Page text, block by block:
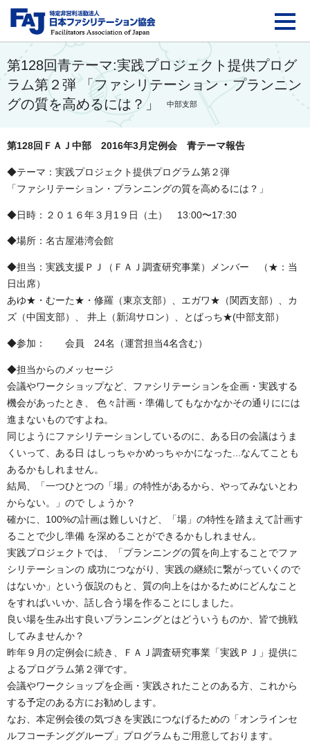
FAJ：特定非営利活動
第128回青テーマ:実践プロジェクト提供プログ
ラム第２弾 「ファシリテーション・プランニン
グの質を高めるには？」
中部支部
第128回ＦＡＪ中部 2016年3月定例会 青テーマ報告
◆テーマ：実践プロジェクト提供プログラム第２弾
「ファシリテーション・プランニングの質を高めるには？」
◆日時：２０１６年３月1９日（土） 13:00〜17:30
◆場所：名古屋港湾会館
◆担当：実践支援ＰＪ（ＦＡＪ調査研究事業）メンバー （★：当
日出席）
あゆ★・むーた★・修羅（東京支部）、エガワ★（関西支部）、カ
ズ（中国支部）、 井上（新潟サロン）、とばっち★(中部支部）
◆参加： 会員 24名（運営担当4名含む）
◆担当からのメッセージ
会議やワークショップなど、ファシリテーションを企画・実践する
機会があったとき、 色々計画・準備してもなかなかその通りにには
進まないものですよね。
同じようにファシリテーションしているのに、ある日の会議はうま
くいって、ある日 はしっちゃかめっちゃかになった...なんてことも
あるかもしれません。
結局、「一つひとつの「場」の特性があるから、やってみないとわ
からない。」ので しょうか？
確かに、100%の計画は難しいけど、「場」の特性を踏まえて計画す
ることで少し準備 を深めることができるかもしれません。
実践プロジェクトでは、「プランニングの質を向上することでファ
シリテーションの 成功につながり、実践の継続に繋がっていくので
はないか」という仮説のもと、質の向上をはかるためにどんなこと
をすればいいか、話し合う場を作ることにしました。
良い場を生み出す良いプランニングとはどういうものか、皆で挑戦
してみませんか？
昨年９月の定例会に続き、ＦＡＪ調査研究事業「実践ＰＪ」提供に
よるプログラム第２弾です。
会議やワークショップを企画・実践されたことのある方、これから
する予定のある方にお勧めします。
なお、本定例会後の気づきを実践につなげるための「オンラインセ
ルフコーチンググループ」プログラムもご用意しております。